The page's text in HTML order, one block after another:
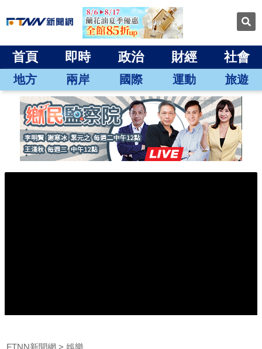
首頁 即時 政治 財經 社會
地方 兩岸 國際 運動 旅遊
FTNN新聞網 娛樂